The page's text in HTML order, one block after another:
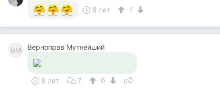
8 лет
1
ВМ Верноправ Мутнейший
8 лет 7
0